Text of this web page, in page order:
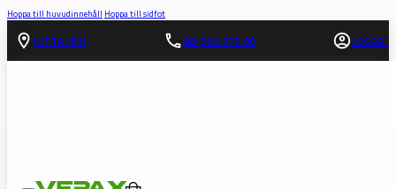
Hoppa till huvudinnehåll Hoppa till sidfot
HITTA HIT! 08-562 372 00 LOGGA IN